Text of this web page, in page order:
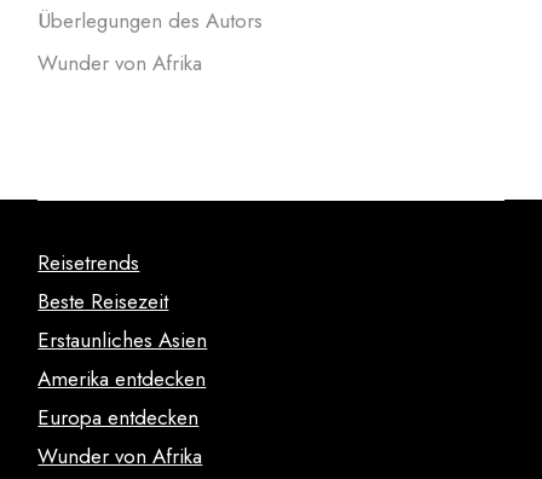
Überlegungen des Autors
Wunder von Afrika
Reisetrends
Beste Reisezeit
Erstaunliches Asien
Amerika entdecken
Europa entdecken
Wunder von Afrika